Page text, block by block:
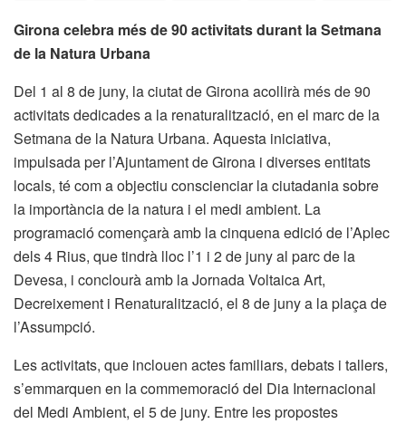
Girona celebra més de 90 activitats durant la Setmana
de la Natura Urbana
Del 1 al 8 de juny, la ciutat de Girona acollirà més de 90
activitats dedicades a la renaturalització, en el marc de la
Setmana de la Natura Urbana. Aquesta iniciativa,
impulsada per l’Ajuntament de Girona i diverses entitats
locals, té com a objectiu conscienciar la ciutadania sobre
la importància de la natura i el medi ambient. La
programació començarà amb la cinquena edició de l’Aplec
dels 4 Rius, que tindrà lloc l’1 i 2 de juny al parc de la
Devesa, i conclourà amb la Jornada Voltaica Art,
Decreixement i Renaturalització, el 8 de juny a la plaça de
l’Assumpció.
Les activitats, que inclouen actes familiars, debats i tallers,
s’emmarquen en la commemoració del Dia Internacional
del Medi Ambient, el 5 de juny. Entre les propostes